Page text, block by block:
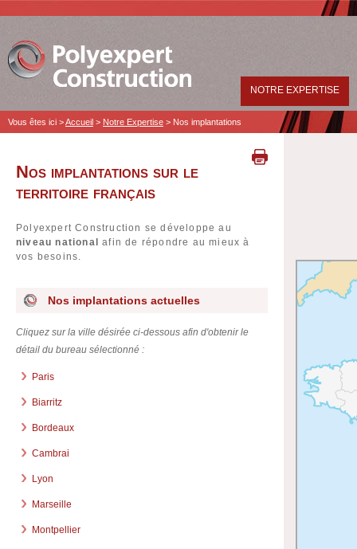
NOTRE EXPERTISE
Vous êtes ici >Accueil > Notre Expertise > Nos implantations
Nos implantations sur le
territoire français
Polyexpert Construction se développe au
niveau national
afin de répondre au mieux à
vos besoins.
Nos implantations actuelles
Cliquez sur la ville désirée ci-dessous afin d'obtenir le
détail du bureau sélectionné :
Paris
Biarritz
Bordeaux
Cambrai
Lyon
Marseille
Montpellier